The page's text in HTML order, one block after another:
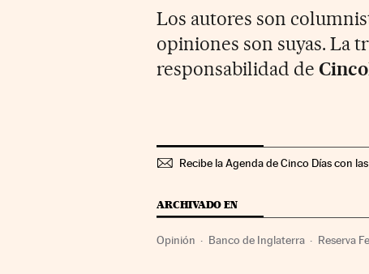
Los autores son
opiniones son suyas. La
responsabilidad de
Recibe la Agenda de Cinco Días con
ARCHIVADO EN
Opinión Banco de Inglaterra Reserva